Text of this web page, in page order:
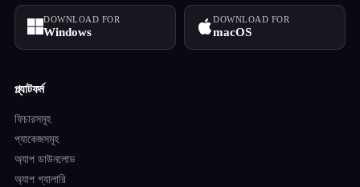
DOWNLOAD FOR
Windows
DOWNLOAD FOR
macOS
প্ল্যাটফর্ম
ফিচারসমূহ
প্যাকেজসমূহ
অ্যাপ ডাউনলোড
অ্যাপ গ্যালারি